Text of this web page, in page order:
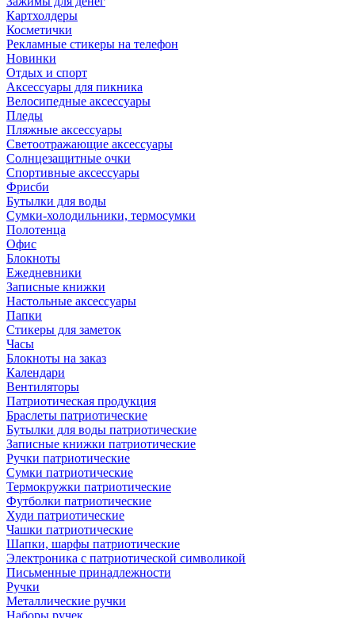
Картхолдеры
Косметички
Рекламные стикеры на телефон
Новинки
Отдых и спорт
Аксессуары для пикника
Велосипедные аксессуары
Пледы
Пляжные аксессуары
Светоотражающие аксессуары
Солнцезащитные очки
Спортивные аксессуары
Фрисби
Бутылки для воды
Сумки-холодильники, термосумки
Полотенца
Офис
Блокноты
Ежедневники
Записные книжки
Настольные аксессуары
Папки
Стикеры для заметок
Часы
Блокноты на заказ
Календари
Вентиляторы
Патриотическая продукция
Браслеты патриотические
Бутылки для воды патриотические
Записные книжки патриотические
Ручки патриотические
Сумки патриотические
Термокружки патриотические
Футболки патриотические
Худи патриотические
Чашки патриотические
Шапки, шарфы патриотические
Электроника с патриотической символикой
Письменные принадлежности
Ручки
Металлические ручки
Наборы ручек